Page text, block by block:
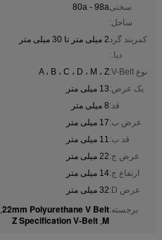
سختی
ساحل:
80a - 98a
کمربند گرد
دیا.:
2 میلی متر تا 30 میلی متر
نوع V-Belt:
A ، B ، C ، D ، M ، Z
یک عرض:13 میلی متر
قد:8 میلی متر
عرض ب:17 میلی متر
قد ب:11 میلی متر
عرض ج:22 میلی متر
ارتفاع ج:14 میلی متر
عرض D:
32 میلی متر
برجسته:22mm Polyurethane V Belt
,
M
,
Z Specification V-Belt